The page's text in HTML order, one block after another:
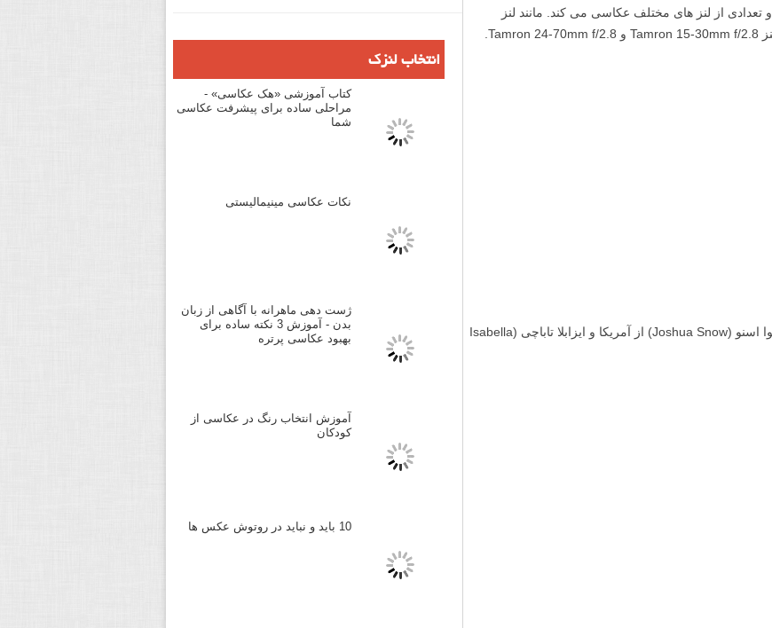
کلوین یوئن با دوربین Canon EOS 5D Mark IV و تعدادی از لنز های مختلف عکاسی می کند. مانند لنز
انتخاب لنزک
کتاب آموزشی «هک عکاسی» -
مراحلی ساده برای پیشرفت عکاسی
شما
نکات عکاسی مینیمالیستی
ژست دهی ماهرانه با آگاهی از زبان
بدن - آموزش 3 نکته ساده برای
بهبود عکاسی پرتره
آموزش انتخاب رنگ در عکاسی از
کودکان
10 باید و نباید در روتوش عکس ها